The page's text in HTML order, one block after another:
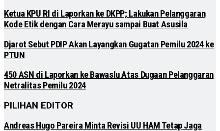
Ketua KPU RI di Laporkan ke DKPP; Lakukan Pelanggaran
Kode Etik dengan Cara Merayu sampai Buat Asusila
Djarot Sebut PDIP Akan Layangkan Gugatan Pemilu 2024 ke
PTUN
450 ASN di Laporkan ke Bawaslu Atas Dugaan Pelanggaran
Netralitas Pemilu 2024
PILIHAN EDITOR
Andreas Hugo Pareira Minta Revisi UU HAM Tetap Jaga